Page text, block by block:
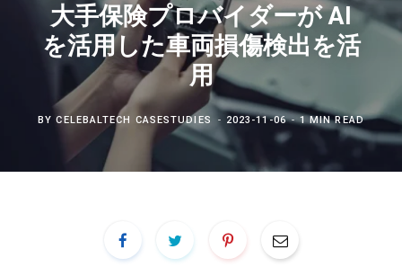
大手保険プロバイダーが AI
を活用した車両損傷検出を活
用
BYCELEBALTECH CASESTUDIES 2023-11-06 1 MIN READ